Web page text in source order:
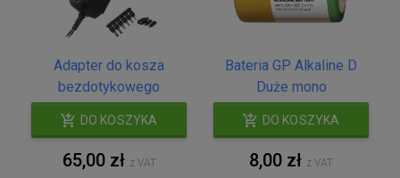
Adapter do kosza
bezdotykowego
DO KOSZYKA
65,00 zł z VAT
Bateria GP Alkaline D
Duże mono
DO KOSZYKA
8,00 zł z VAT